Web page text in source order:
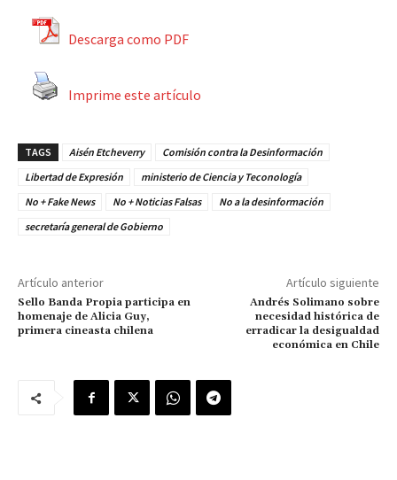
Descarga como PDF
Imprime este artículo
TAGS Aisén Etcheverry
Comisión contra la Desinformación
Libertad de Expresión
ministerio de Ciencia y Teconología
No + Fake News
No + Noticias Falsas
No a la desinformación
secretaría general de Gobierno
Artículo anterior
Sello Banda Propia participa en
homenaje de Alicia Guy,
primera cineasta chilena
Artículo siguiente
Andrés Solimano sobre
necesidad histórica de
erradicar la desigualdad
económica en Chile